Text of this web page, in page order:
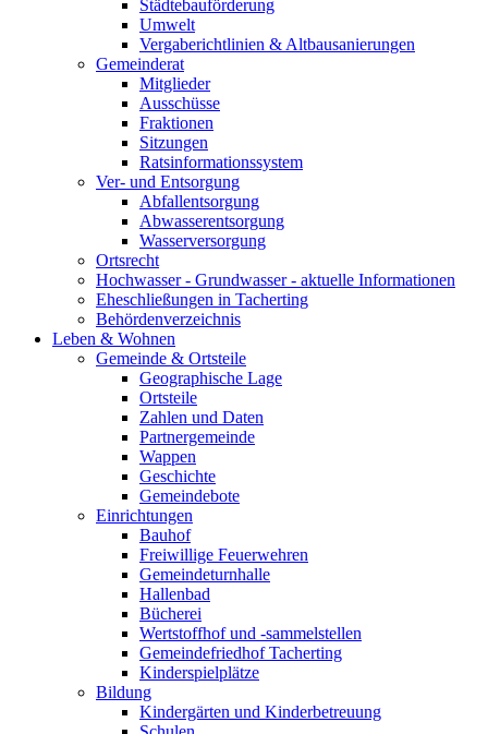
Städtebauförderung
Umwelt
Vergaberichtlinien & Altbausanierungen
Gemeinderat
Mitglieder
Ausschüsse
Fraktionen
Sitzungen
Ratsinformationssystem
Ver- und Entsorgung
Abfallentsorgung
Abwasserentsorgung
Wasserversorgung
Ortsrecht
Hochwasser - Grundwasser - aktuelle Informationen
Eheschließungen in Tacherting
Behördenverzeichnis
Leben & Wohnen
Gemeinde & Ortsteile
Geographische Lage
Ortsteile
Zahlen und Daten
Partnergemeinde
Wappen
Geschichte
Gemeindebote
Einrichtungen
Bauhof
Freiwillige Feuerwehren
Gemeindeturnhalle
Hallenbad
Bücherei
Wertstoffhof und -sammelstellen
Gemeindefriedhof Tacherting
Kinderspielplätze
Bildung
Kindergärten und Kinderbetreuung